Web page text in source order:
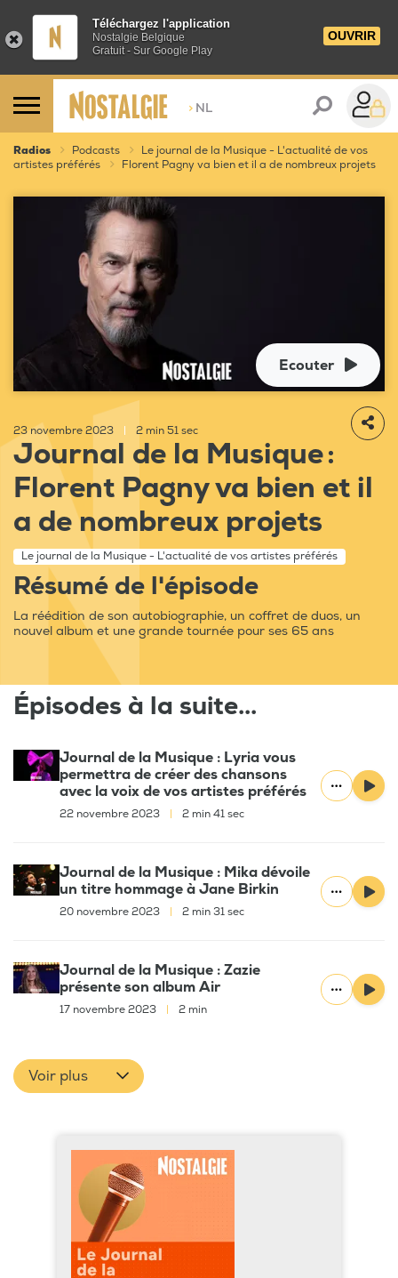
Téléchargez l'application
Nostalgie Belgique
Gratuit - Sur Google Play
OUVRIR
> NL
Radios Podcasts
Le journal de la Musique - L'actualité de vos
artistes préférés
Florent Pagny va bien et il a de nombreux projets
Ecouter
23 novembre 2023 2 min 51 sec
Journal de la Musique :
Florent Pagny va bien et il
a de nombreux projets
Le journal de la Musique - L'actualité de vos artistes préférés
Résumé de l'épisode
La réédition de son autobiographie, un coffret de duos, un
nouvel album et une grande tournée pour ses 65 ans
Épisodes à la suite...
Journal de la Musique : Lyria vous
permettra de créer des chansons
avec la voix de vos artistes préférés
22 novembre 2023 2 min 41 sec
Journal de la Musique : Mika dévoile
un titre hommage à Jane Birkin
20 novembre 2023 2 min 31 sec
Journal de la Musique : Zazie
présente son album Air
17 novembre 2023 2 min
Voir plus